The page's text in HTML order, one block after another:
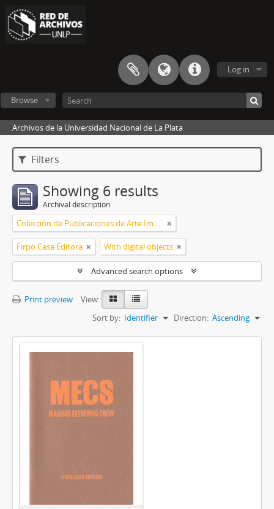
Log in
Browse
Archivos de la Universidad Nacional de La Plata
Filters
Showing 6 results
Archival description
Colección de Publicaciones de Arte Impreso
Firpo Casa Editora With digital objects
Advanced search options
Print preview
View:
Sort by: Identifier Direction: Ascending